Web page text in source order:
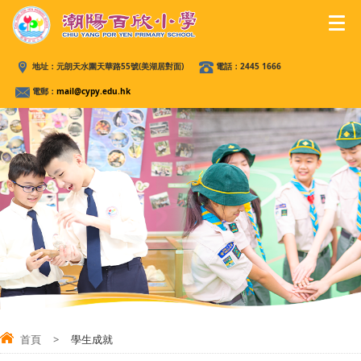
地址： 元朗天水圍天華路55號(美湖居對面) 電話： 2445 1666
電郵： mail@cypy.edu.hk
首頁 > 學生成就